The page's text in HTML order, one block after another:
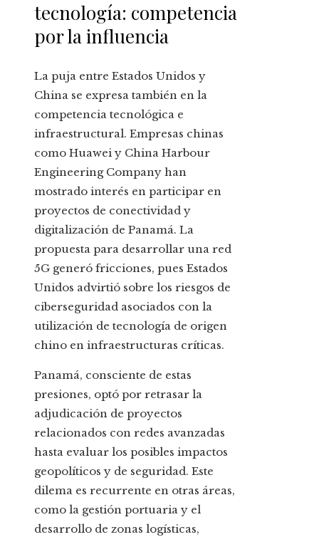
tecnología: competencia
por la influencia
La puja entre Estados Unidos y
China se expresa también en la
competencia tecnológica e
infraestructural. Empresas chinas
como Huawei y China Harbour
Engineering Company han
mostrado interés en participar en
proyectos de conectividad y
digitalización de Panamá. La
propuesta para desarrollar una red
5G generó fricciones, pues Estados
Unidos advirtió sobre los riesgos de
ciberseguridad asociados con la
utilización de tecnología de origen
chino en infraestructuras críticas.
Panamá, consciente de estas
presiones, optó por retrasar la
adjudicación de proyectos
relacionados con redes avanzadas
hasta evaluar los posibles impactos
geopolíticos y de seguridad. Este
dilema es recurrente en otras áreas,
como la gestión portuaria y el
desarrollo de zonas logísticas,